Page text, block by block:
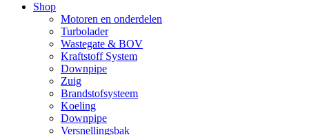
Shop
Motoren en onderdelen
Turbolader
Wastegate & BOV
Kraftstoff System
Downpipe
Zuig
Brandstofsysteem
Koeling
Downpipe
Versnellingsbak